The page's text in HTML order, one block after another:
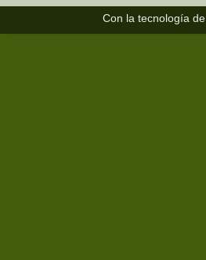
Con la tecnología de